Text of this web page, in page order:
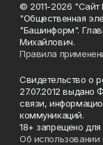
© 2011-2026 "Сайт
"Общественная
"Башинформ".
Михайлович.
Правила
Свидетельство о
27.07.2012 выдано
связи,
коммуникаций.
18+ запрещено для
Об использовании